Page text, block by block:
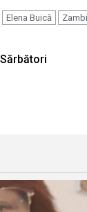
Elena Buică